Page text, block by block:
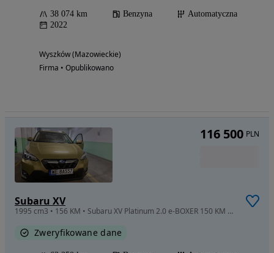
38 074 km Benzyna
Automatyczna
2022
Wyszków (Mazowieckie)
Firma • Opublikowano
Subaru XV
1995 cm3 • 156 KM • Subaru XV Platinum 2.0 e-BOXER 150 KM 4x4 CVT | Salon PL | ASO |
Zweryfikowane dane
116 500 PLN